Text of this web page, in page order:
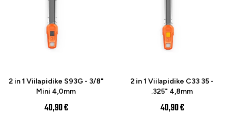
2 in 1 Viilapidike S93G - 3/8"
Mini 4,0mm
40,90 €
2 in 1 Viilapidike C33 35 -
.325" 4,8mm
40,90 €